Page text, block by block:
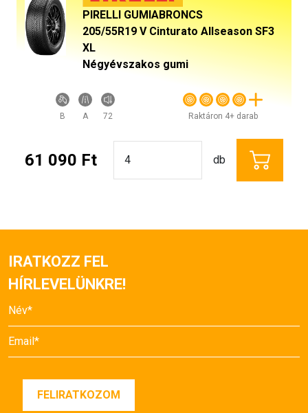
PIRELLI GUMIABRONCS
205/55R19 V Cinturato Allseason SF3
XL
Négyévszakos gumi
B A 72 Raktáron 4+ darab
61 090 Ft db
IRATKOZZ FEL
HÍRLEVELÜNKRE!